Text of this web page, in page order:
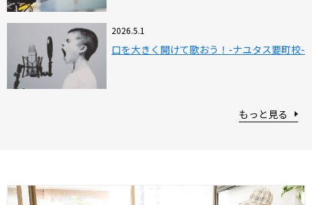
2026.5.1
口を大きく開けて歌おう！-ナユタス要町校-
もっと見る